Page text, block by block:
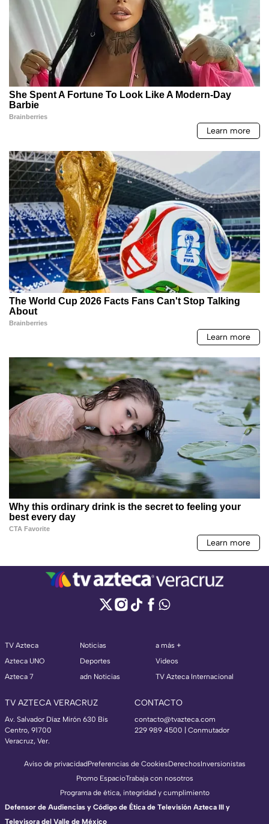
TV Azteca
Azteca UNO
Azteca 7
Noticias
Deportes
adn Noticias
a más +
Videos
TV Azteca Internacional
TV AZTECA VERACRUZ
Av. Salvador Díaz Mirón 630 Bis
Centro, 91700
Veracruz, Ver.
CONTACTO
contacto@tvazteca.com
229 989 4500 | Conmutador
Aviso de privacidadPreferencias de CookiesDerechosInversionistas
Promo EspacioTrabaja con nosotros
Programa de ética, integridad y cumplimiento
Defensor de Audiencias y Código de Ética de Televisión Azteca III y
Televisora del Valle de México